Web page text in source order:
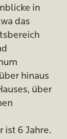
in
das
hinaus
über
ist 6 Jahre.